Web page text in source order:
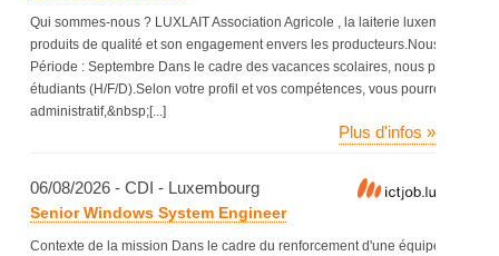
Qui sommes-nous ? LUXLAIT Association Agricole , la laiterie
produits de qualité et son engagement envers les producteurs.Nous
Période : Septembre Dans le cadre des vacances scolaires, nous
étudiants (H/F/D).Selon votre profil et vos compétences, vous pourrez
administratif,&nbsp;[...]
Plus d'infos »
06/08/2026 - CDI - Luxembourg
Senior Windows System Engineer
Contexte de la mission Dans le cadre du renforcement d'une équipe IT